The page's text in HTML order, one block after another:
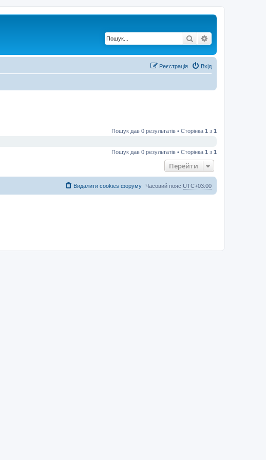
Пошук
Вхід
Реєстрація
Пошук дав 0 результатів • Сторінка 1 з 1
Пошук дав 0 результатів • Сторінка 1 з 1
Перейти
Часовий пояс UTC+03:00
Видалити cookies форуму